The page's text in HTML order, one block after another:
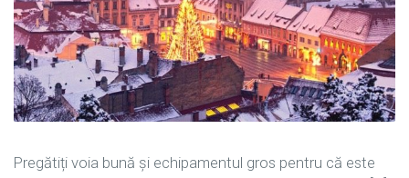
Pregătiți voia bună și echipamentul gros pentru că este